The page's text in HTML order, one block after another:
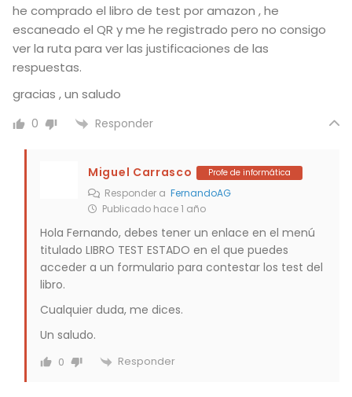
he comprado el libro de test por amazon , he
escaneado el QR y me he registrado pero no consigo
ver la ruta para ver las justificaciones de las
respuestas.
gracias , un saludo
0 Responder
Miguel Carrasco Profe de informática
Responder a FernandoAG
Publicado hace 1 año
Hola Fernando, debes tener un enlace en el menú
titulado LIBRO TEST ESTADO en el que puedes
acceder a un formulario para contestar los test del
libro.
Cualquier duda, me dices.
Un saludo.
0 Responder